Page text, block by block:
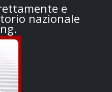
e
nazionale